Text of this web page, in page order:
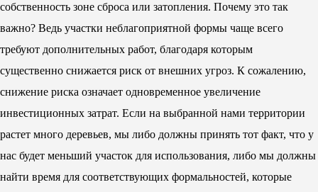
собственность зоне сброса или затопления. Почему это так
важно? Ведь участки неблагоприятной формы чаще всего
требуют дополнительных работ, благодаря которым
существенно снижается риск от внешних угроз. К сожалению,
снижение риска означает одновременное увеличение
инвестиционных затрат. Если на выбранной нами территории
растет много деревьев, мы либо должны принять тот факт, что у
нас будет меньший участок для использования, либо мы должны
найти время для соответствующих формальностей, которые